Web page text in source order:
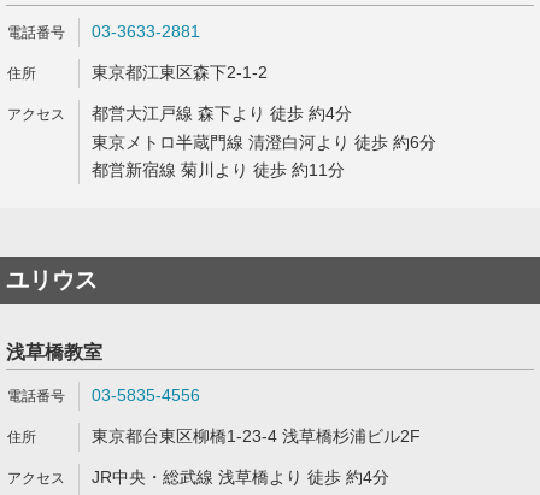
03-3633-2881
東京都江東区森下2-1-2
都営大江戸線 森下より 徒歩 約4分
東京メトロ半蔵門線 清澄白河より 徒歩 約6分
都営新宿線 菊川より 徒歩 約11分
ユリウス
浅草橋教室
03-5835-4556
東京都台東区柳橋1-23-4 浅草橋杉浦ビル2F
JR中央・総武線 浅草橋より 徒歩 約4分